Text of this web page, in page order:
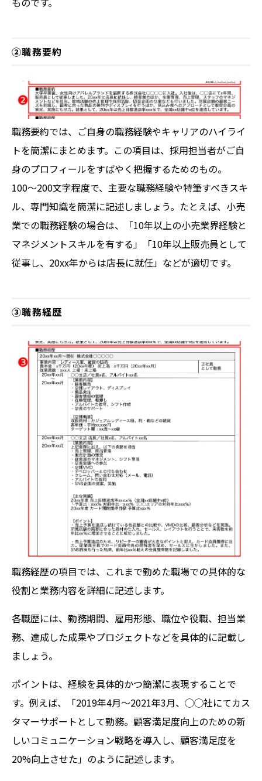
②職務要約
職務要約では、ご自身の職務経験やキャリアのハイライ
トを簡潔にまとめます。この項目は、採用担当者がご自
身のプロフィールをすばやく把握するためのもの。
100〜200文字程度で、主要な職務経験や特筆すべきスキ
ル、専門知識を簡潔に記述しましょう。たとえば、小売
業での職務経験の場合は、「10年以上の小売業界経験と
マネジメントスキルを有する」「10年以上販売員として
従事し、20xx年からは店長に就任」などが適切です。
③職務経歴
職務経歴の項目では、これまで勤めた職場での具体的な
役割と業務内容を詳細に記述します。
各職歴には、勤務期間、雇用形態、職位や役職、担当業
務、達成した成果やプロジェクトなどを具体的に記載し
ましょう。
ポイントは、経験を具体的かつ簡潔に表現することで
す。例えば、「2019年4月〜2021年3月、◯◯社にてカス
タマーサポートとして勤務。顧客満足度向上のための新
しいコミュニケーション戦略を導入し、顧客満足度を
20%向上させた」のように記述します。